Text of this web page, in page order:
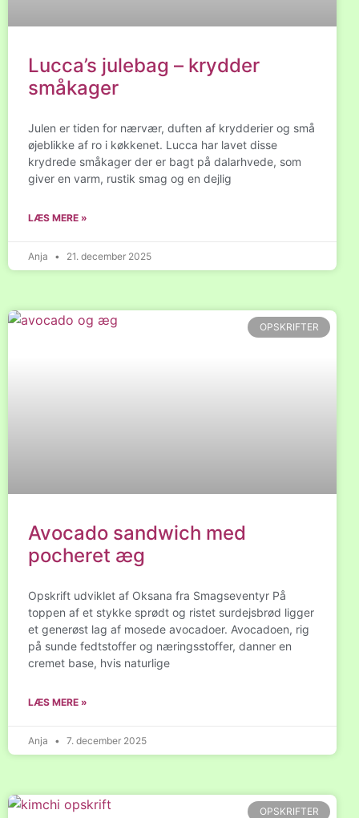
Lucca’s julebag – krydder
småkager
Julen er tiden for nærvær, duften af krydderier og små
øjeblikke af ro i køkkenet. Lucca har lavet disse
krydrede småkager der er bagt på dalarhvede, som
giver en varm, rustik smag og en dejlig
LÆS MERE »
Anja 21. december 2025
OPSKRIFTER
Avocado sandwich med
pocheret æg
Opskrift udviklet af Oksana fra Smagseventyr På
toppen af et stykke sprødt og ristet surdejsbrød ligger
et generøst lag af mosede avocadoer. Avocadoen, rig
på sunde fedtstoffer og næringsstoffer, danner en
cremet base, hvis naturlige
LÆS MERE »
Anja 7. december 2025
OPSKRIFTER